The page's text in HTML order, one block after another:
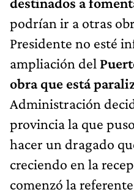
podrían ir a otras
Presidente no esté
ampliación del
obra que está
Administración
provincia la que
hacer un dragado
creciendo en la
comenzó la